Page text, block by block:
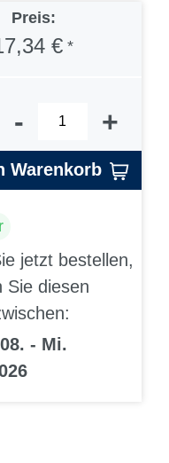
Preis:
€ *
- +
Warenkorb
jetzt bestellen,
Sie diesen
- Mi.